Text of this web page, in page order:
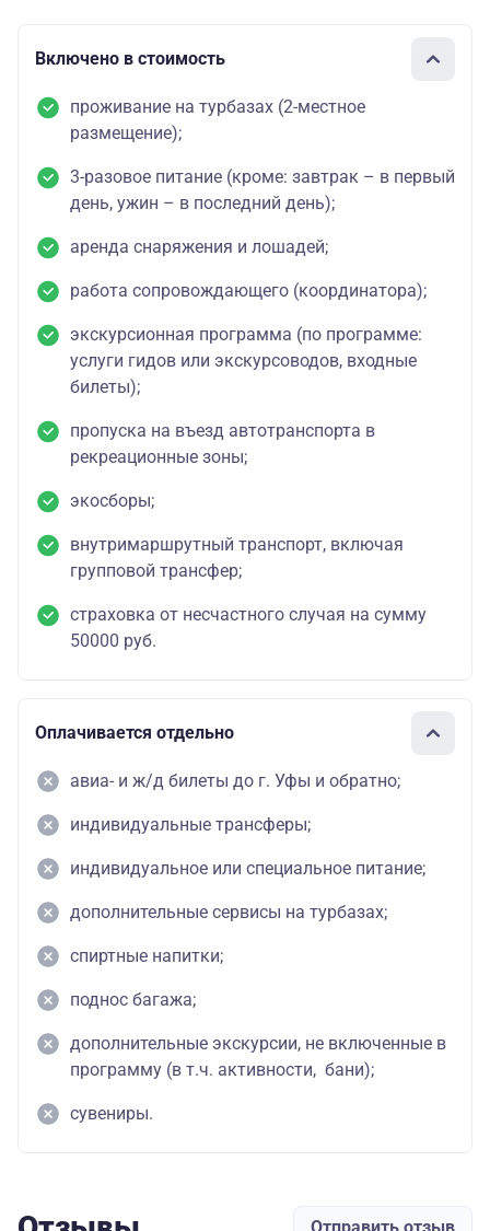
Включено в стоимость
проживание на турбазах (2-местное
размещение);
3-разовое питание (кроме: завтрак – в первый
день, ужин – в последний день);
аренда снаряжения и лошадей;
работа сопровождающего (координатора);
экскурсионная программа (по программе:
услуги гидов или экскурсоводов, входные
билеты);
пропуска на въезд автотранспорта в
рекреационные зоны;
экосборы;
внутримаршрутный транспорт, включая
групповой трансфер;
страховка от несчастного случая на сумму
50000 руб.
Оплачивается отдельно
авиа- и ж/д билеты до г. Уфы и обратно;
индивидуальные трансферы;
индивидуальное или специальное питание;
дополнительные сервисы на турбазах;
спиртные напитки;
поднос багажа;
дополнительные экскурсии, не включенные в
программу (в т.ч. активности, бани);
сувениры.
Отправить отзыв